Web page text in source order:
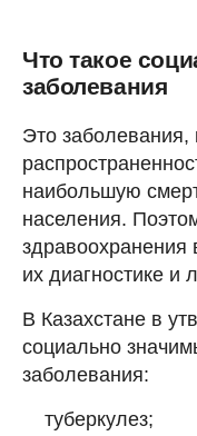
Что такое
заболевания
Это заболевания,
наибольшую
населения.
здравоохранения
их диагностике и
В Казахстане в
социально
заболевания:
туберкулез;